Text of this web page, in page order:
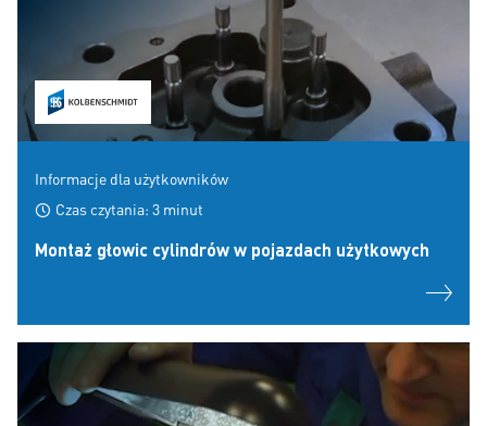
Informacje dla użytkowników
Czas czytania: 3 minut
Montaż głowic cylindrów w pojazdach użytkowych